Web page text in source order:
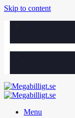
Skip to content
Menu